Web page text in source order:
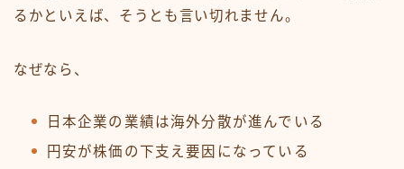
るかといえば、そうとも言い切れません。
なぜなら、
日本企業の業績は海外分散が進んでいる
円安が株価の下支え要因になっている